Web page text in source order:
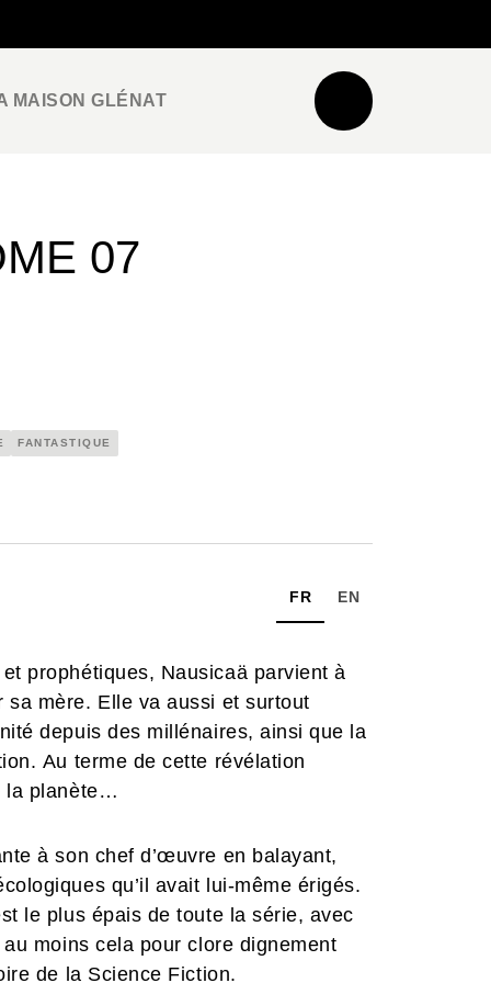
MAISON GLÉNAT
07
FANTASTIQUE
FR EN
prophétiques, Nausicaä parvient à
mère. Elle va aussi et surtout
depuis des millénaires, ainsi que la
Au terme de cette révélation
la planète…
à son chef d’œuvre en balayant,
qu’il avait lui-même érigés.
le plus épais de toute la série, avec
moins cela pour clore dignement
de la Science Fiction.